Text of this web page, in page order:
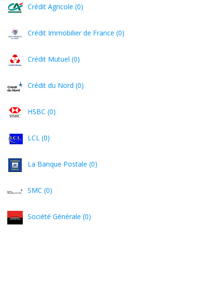
Crédit Agricole (0)
Crédit Immobilier de France (0)
Crédit Mutuel (0)
Crédit du Nord (0)
HSBC (0)
LCL (0)
La Banque Postale (0)
SMC (0)
Société Générale (0)